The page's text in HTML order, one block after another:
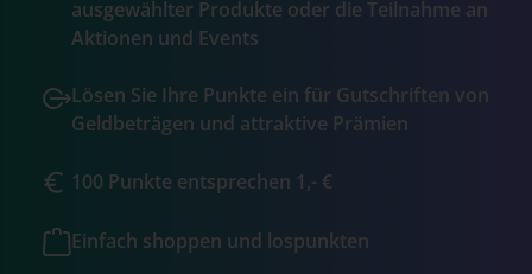
ausgewählter Produkte oder die Teilnahme an
Aktionen und Events
Lösen Sie Ihre Punkte ein für Gutschriften von
Geldbeträgen und attraktive Prämien
100 Punkte entsprechen 1,- €
Einfach shoppen und lospunkten